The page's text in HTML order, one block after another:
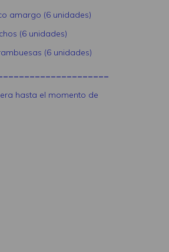
amargo (6 unidades)
(6 unidades)
(6 unidades)
hasta el momento de